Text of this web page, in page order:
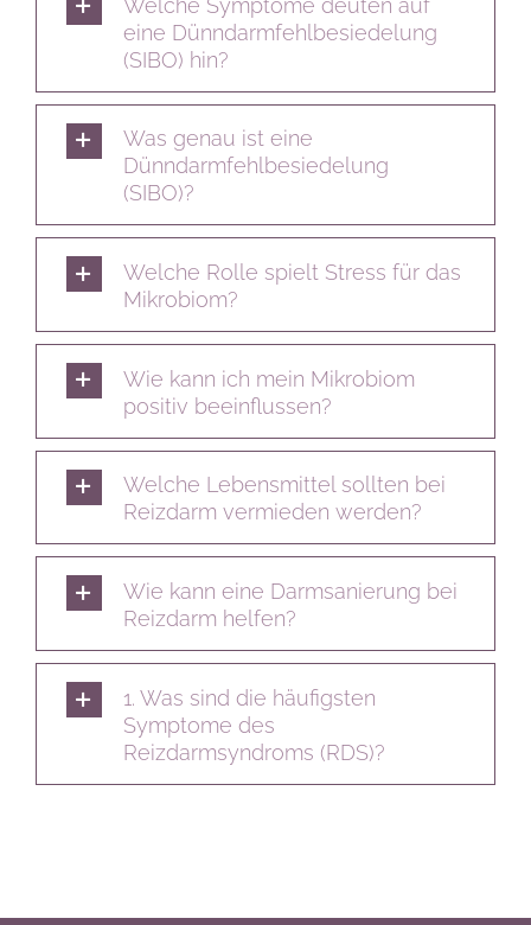
eine Dünndarmfehlbesiedelung
(SIBO) hin?
Was genau ist eine
Dünndarmfehlbesiedelung
(SIBO)?
Welche Rolle spielt Stress für das
Mikrobiom?
Wie kann ich mein Mikrobiom
positiv beeinflussen?
Welche Lebensmittel sollten bei
Reizdarm vermieden werden?
Wie kann eine Darmsanierung bei
Reizdarm helfen?
1. Was sind die häufigsten
Symptome des
Reizdarmsyndroms (RDS)?